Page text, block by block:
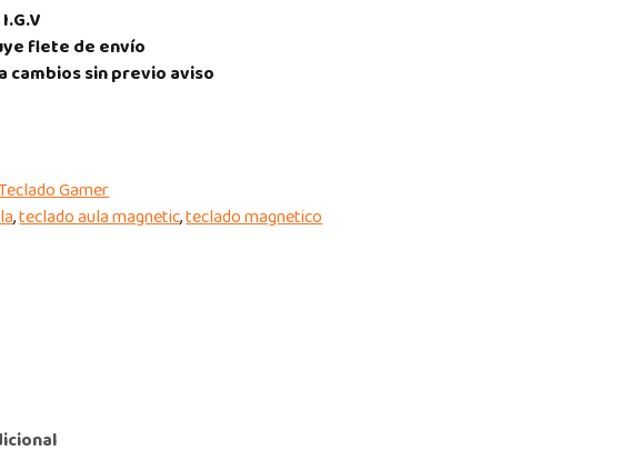
flete de envío
cambios sin previo aviso
Gamer
,teclado aula magnetic,teclado magnetico